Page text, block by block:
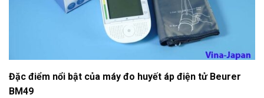
Đặc điểm nổi bật của máy đo huyết áp điện tử Beurer
BM49